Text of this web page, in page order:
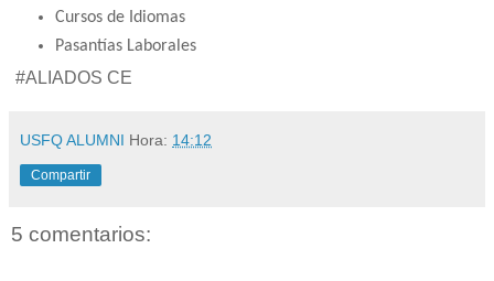
Cursos de Idiomas
Pasantías Laborales
#ALIADOS CE
USFQ ALUMNI Hora: 14:12
Compartir
5 comentarios: